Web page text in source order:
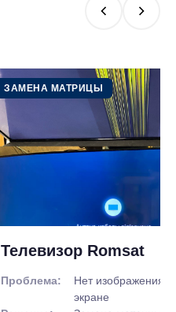
ЗАМЕНА МАТРИЦЫ
Телевизор Romsat
Проблема:
Нет изображения,
экране